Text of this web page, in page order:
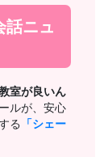
話ニュ
室が良いん
ルが、安心
る
「シェー